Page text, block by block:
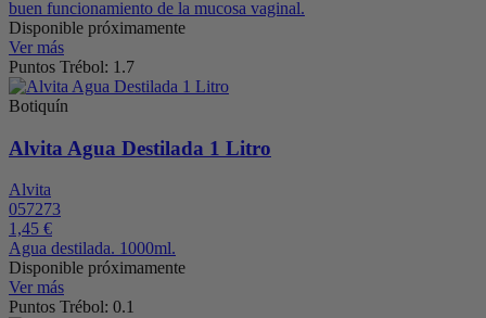
buen funcionamiento de la mucosa vaginal.
Disponible próximamente
Ver más
Puntos Trébol: 1.7
Botiquín
Alvita Agua Destilada 1 Litro
Alvita
057273
1,45 €
Agua destilada. 1000ml.
Disponible próximamente
Ver más
Puntos Trébol: 0.1